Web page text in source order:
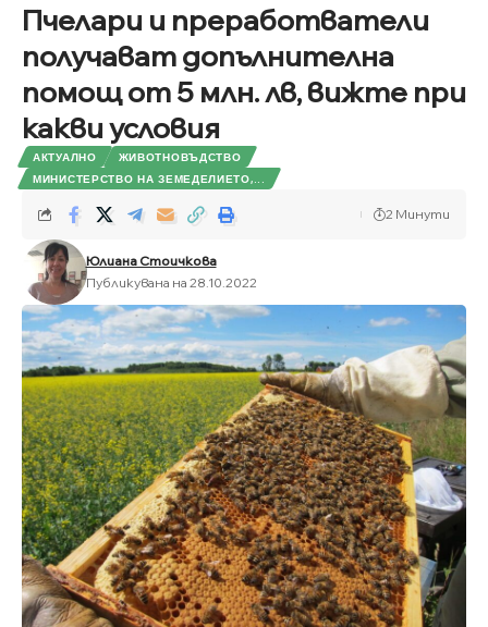
Пчелари и преработватели
получават допълнителна
помощ от 5 млн. лв, вижте при
какви условия
АКТУАЛНО
ЖИВОТНОВЪДСТВО
МИНИСТЕРСТВО НА ЗЕМЕДЕЛИЕТО,...
Юлиана Стоичкова
Публикувана на 28.10.2022
2 Минути